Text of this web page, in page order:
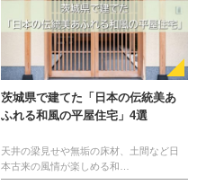
茨城県で建てた「日本の伝統美あ
ふれる和風の平屋住宅」4選
天井の梁見せや無垢の床材、土間など日
本古来の風情が楽しめる和…